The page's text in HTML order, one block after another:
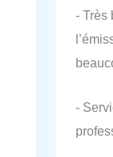
- Très
-